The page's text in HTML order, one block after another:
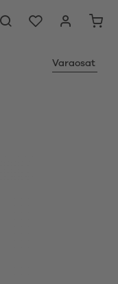
Varaosat